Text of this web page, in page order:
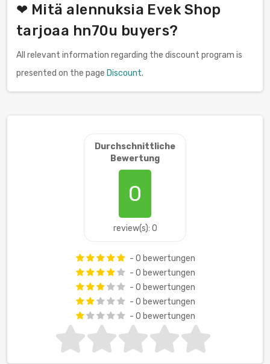
❤ Mitä alennuksia Evek Shop
tarjoaa hn70u buyers?
All relevant information regarding the discount program is
presented on the page Discount.
Durchschnittliche
Bewertung
0
review(s): 0
- 0 bewertungen
- 0 bewertungen
- 0 bewertungen
- 0 bewertungen
- 0 bewertungen